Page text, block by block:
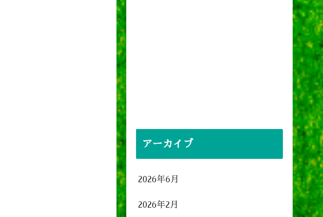
アーカイブ
2026年6月
2026年2月